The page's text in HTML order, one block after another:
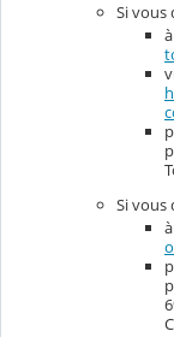
Si vous
Si vous